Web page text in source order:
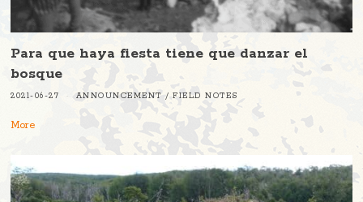
Para que haya fiesta tiene que danzar el
bosque
2021-06-27 ANNOUNCEMENT / FIELD NOTES
More